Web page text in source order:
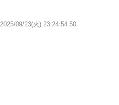
2025/09/23(火) 23:24:54.50